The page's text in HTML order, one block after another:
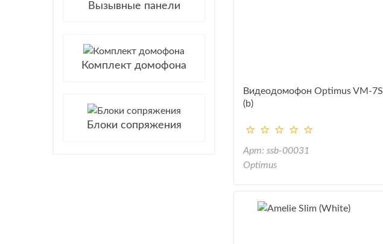
Вызывные панели
Комплект домофона
Блоки сопряжения
Видеодомофон Optimus VM-7S
(b)
Арт: ssb-00031
Optimus